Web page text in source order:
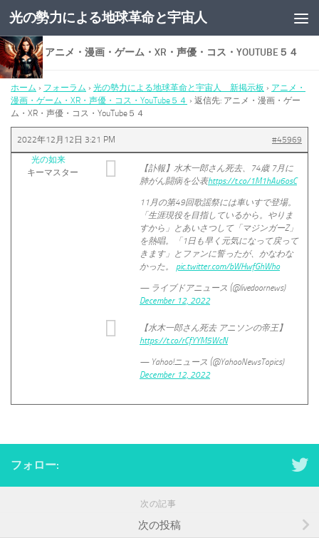
コンテンツへスキップ
光の勢力による地球革命と宇宙人
返信先: アニメ・漫画・ゲーム・XR・声優・コス・YOUTUBE５４
ホーム › フォーラム › 光の勢力による地球革命と宇宙人 新掲示板 › アニメ・
漫画・ゲーム・XR・声優・コス・YouTube５４ › 返信先: アニメ・漫画・ゲー
ム・XR・声優・コス・YouTube５４
2022年12月12日 3:21 PM
#45969
光の如来
キーマスター
【訃報】水木一郎さん死去、74歳 7月に
肺がん闘病を公表https://t.co/1M1hAu6osC
11月の第49回歌謡祭には車いすで登場。
「生涯現役を目指しているから。やりま
すから」とあいさつして「マジンガーZ」
を熱唱。「1日も早く元気になって戻って
きます」とファンに誓ったが、かなわな
かった。 pic.twitter.com/bWHwfGhWho
— ライブドアニュース (@livedoornews)
December 12, 2022
【水木一郎さん死去 アニソンの帝王】
https://t.co/rCfYYM5WcN
— Yahoo!ニュース (@YahooNewsTopics)
December 12, 2022
フォロー:
次の記事
次の投稿